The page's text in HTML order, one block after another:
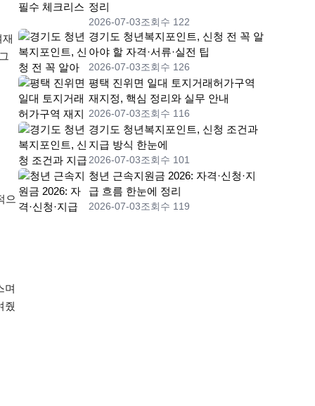
으
며
줬
정리
2026-07-03조회수 122
경기도 청년복지포인트, 신청 전 꼭 알
아야 할 자격·서류·실전 팁
2026-07-03조회수 126
평택 진위면 일대 토지거래허가구역
재지정, 핵심 정리와 실무 안내
2026-07-03조회수 116
경기도 청년복지포인트, 신청 조건과
지급 방식 한눈에
2026-07-03조회수 101
청년 근속지원금 2026: 자격·신청·지
급 흐름 한눈에 정리
2026-07-03조회수 119